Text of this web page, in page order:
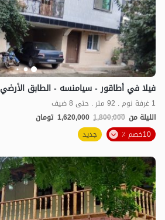
فيلا في أطاقور - سيامنسه - الطابق الأرضي
1 غرفة نوم . 92 متر . حتى 8 ضيف
الليلة من 1,800,000
1,620,000 تومان
10خصم ٪
جديد